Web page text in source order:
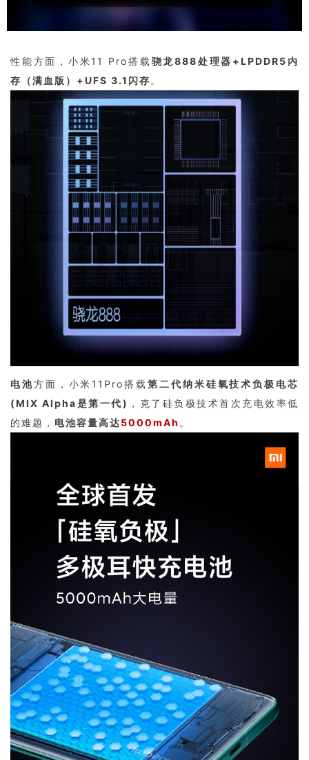
性能方面，小米11 Pro搭载 骁龙888处理器+LPDDR5内
存（满血版）+UFS 3.1闪存 。
电池方面，小米11Pro搭载第二代纳米硅氧技术负极电芯
(MIX Alpha是第一代) ，克了硅负极技术首次充电效率低
的难题， 电池容量高达5000mAh 。